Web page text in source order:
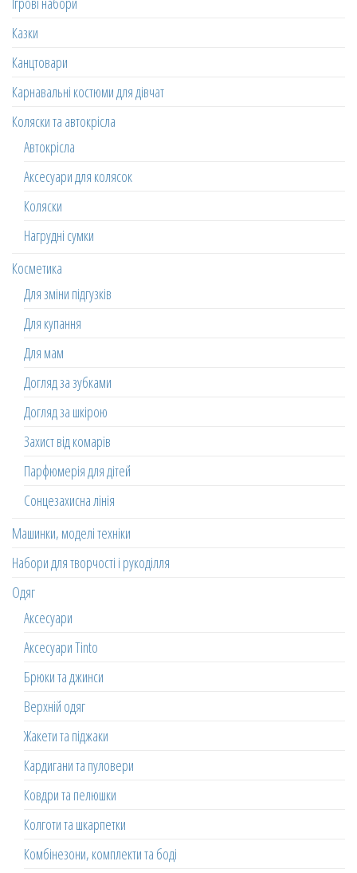
Казки
Канцтовари
Карнавальні костюми для дівчат
Коляски та автокрісла
Автокрісла
Аксесуари для колясок
Коляски
Нагрудні сумки
Косметика
Для зміни підгузків
Для купання
Для мам
Догляд за зубками
Догляд за шкірою
Захист від комарів
Парфюмерія для дітей
Сонцезахисна лінія
Машинки, моделі техніки
Набори для творчості і рукоділля
Одяг
Аксесуари
Аксесуари Tinto
Брюки та джинси
Верхній одяг
Жакети та піджаки
Кардигани та пуловери
Ковдри та пелюшки
Колготи та шкарпетки
Комбінезони, комплекти та боді